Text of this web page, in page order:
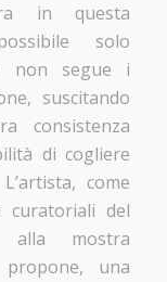
in questa
solo
non segue i
suscitando
consistenza
di cogliere
come
curatoriali del
alla mostra
una